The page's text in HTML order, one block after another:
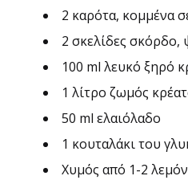
2 καρότα, κομμένα
2 σκελίδες σκόρδο,
100 ml λευκό ξηρό
1 λίτρο ζωμός
50 ml ελαιόλαδο
1 κουταλάκι του
Χυμός από 1-2